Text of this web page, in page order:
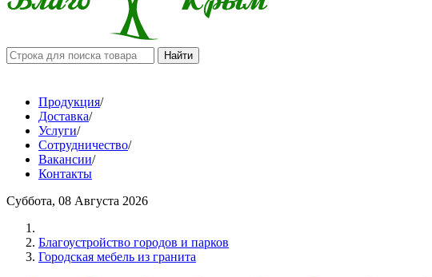
Продукция/
Доставка/
Услуги/
Сотрудничество/
Вакансии/
Контакты
Суббота, 08 Августа 2026
Благоустройство городов и парков
Городская мебель из гранита